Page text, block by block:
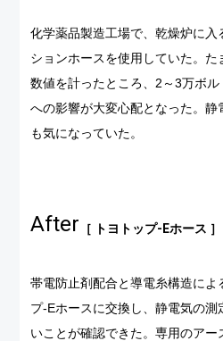
化学薬品製造工場で、乾燥炉に入
ションホースを使用していた。
数値を計ったところ、2～3万ボ
への影響が大変心配となった。静
も気になっていた。
After ［ トヨトップ-Eホース ］
帯電防止剤配合と導電糸構造によ
プ-Eホースに交換し、静電気の測
いことが確認できた。専用のアー